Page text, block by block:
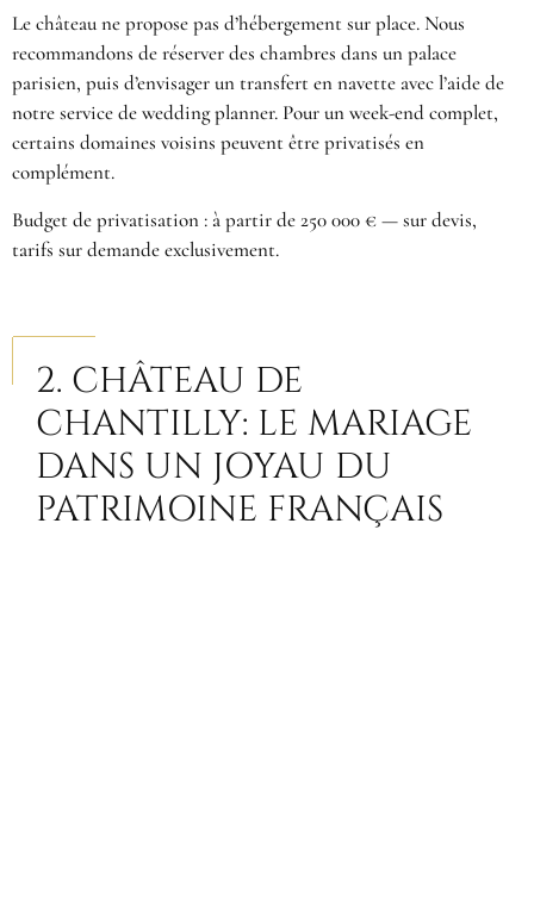
Le château ne propose pas d’hébergement sur place. Nous
recommandons de réserver des chambres dans un palace
parisien, puis d’envisager un transfert en navette avec l’aide de
notre service de wedding planner. Pour un week-end complet,
certains domaines voisins peuvent être privatisés en
complément.
Budget de privatisation : à partir de 250 000 € — sur devis,
tarifs sur demande exclusivement.
2. CHÂTEAU DE
CHANTILLY: LE MARIAGE
DANS UN JOYAU DU
PATRIMOINE FRANÇAIS